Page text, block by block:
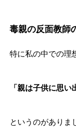
毒親の反面教師
特に私の中での理
「親は子供に思い
というのがありま